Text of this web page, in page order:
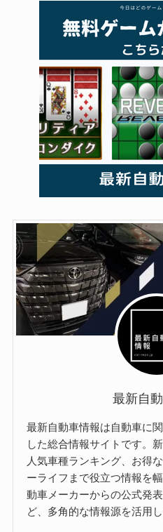
最新自
最新自動車情報は自動車に
した総合情報サイトです。
人気車種ランキング、お得
ーライフまで役立つ情報を
動車メーカーからの公式発
ど、多角的な情報源を活用し